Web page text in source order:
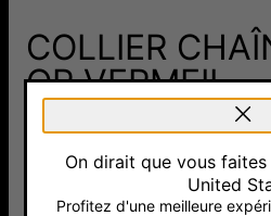
COLLIER
OR VERMEIL
85 €
Pay with Klarna
On dirait que vous
United
Profitez d'une meilleure